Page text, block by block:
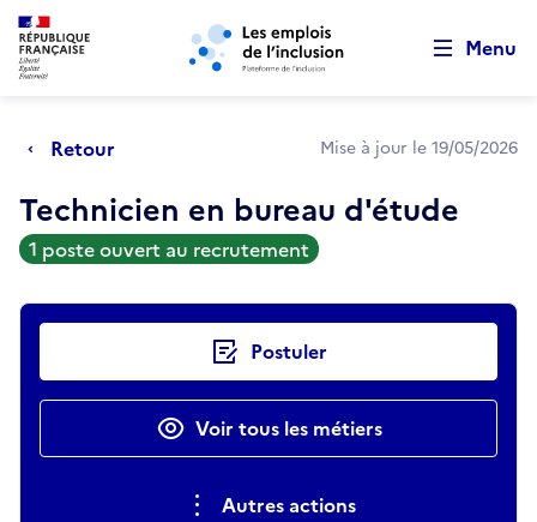
Aller au menu principal Aller au contenu principal
Menu
Retour Mise à jour le 19/05/2026
Technicien en bureau d'étude
1 poste ouvert au recrutement
Actions rapides Postuler
Voir tous les métiers
Autres actions
Retour au début de la page
Panneau de gestion des cookies